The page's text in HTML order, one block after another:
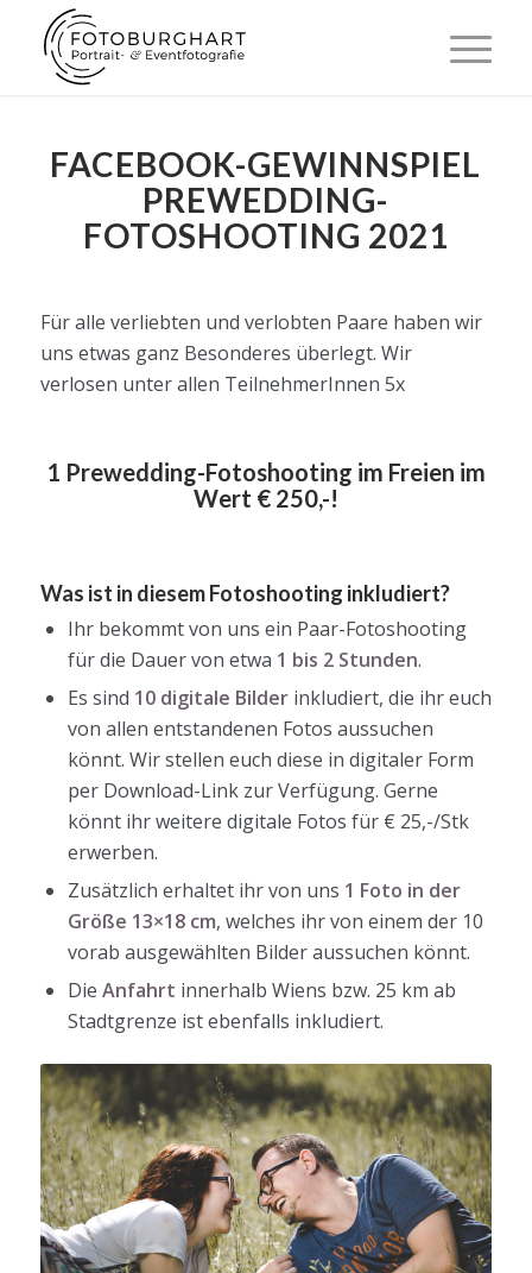
FACEBOOK-GEWINNSPIEL
PREWEDDING-
FOTOSHOOTING 2021
Für alle verliebten und verlobten Paare haben wir
uns etwas ganz Besonderes überlegt. Wir
verlosen unter allen TeilnehmerInnen 5x
1 Prewedding-Fotoshooting im Freien im
Wert € 250,-!
Was ist in diesem Fotoshooting inkludiert?
Ihr bekommt von uns ein Paar-Fotoshooting
für die Dauer von etwa 1 bis 2 Stunden.
Es sind 10 digitale Bilderinkludiert, die ihr euch
von allen entstandenen Fotos aussuchen
könnt. Wir stellen euch diese in digitaler Form
per Download-Link zur Verfügung. Gerne
könnt ihr weitere digitale Fotos für € 25,-/Stk
erwerben.
Zusätzlich erhaltet ihr von uns 1 Foto in der
Größe 13×18 cm, welches ihr von einem der 10
vorab ausgewählten Bilder aussuchen könnt.
Die Anfahrt innerhalb Wiens bzw. 25 km ab
Stadtgrenze ist ebenfalls inkludiert.